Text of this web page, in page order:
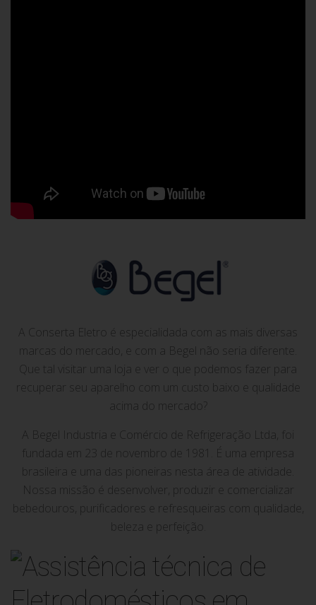
A Conserta Eletro é especialidada com as mais diversas
marcas do mercado, e com a Begel não seria diferente.
Que tal visitar uma loja e ver o que podemos fazer para
recuperar seu aparelho com um custo baixo e qualidade
acima do mercado?
A Begel Industria e Comércio de Refrigeração Ltda, foi
fundada em 23 de novembro de 1981. É uma empresa
brasileira e uma das pioneiras nesta área de atividade.
Nossa missão é desenvolver, produzir e comercializar
bebedouros, purificadores e refresqueiras com qualidade,
beleza e perfeição.